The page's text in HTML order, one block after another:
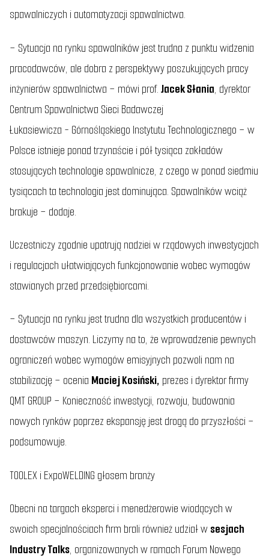
spawalniczych i automatyzacji spawalnictwa.
– Sytuacja na rynku spawalników jest trudna z punktu widzenia
pracodawców, ale dobra z perspektywy poszukujących pracy
inżynierów spawalnictwa – mówi prof.Jacek Słania, dyrektor
Centrum Spawalnictwa Sieci Badawczej
Łukasiewicza - Górnośląskiego Instytutu Technologicznego –w
Polsce istnieje ponad trzynaście i pół tysiąca zakładów
stosujących technologie spawalnicze, z czego w ponad siedmiu
tysiącach ta technologia jest dominująca. Spawalników wciąż
brakuje – dodaje.
Uczestniczy zgodnie upatrują nadziei w rządowych inwestycjach
i regulacjach ułatwiających funkcjonowanie wobec wymogów
stawianych przed przedsiębiorcami.
– Sytuacja na rynku jest trudna dla wszystkich producentów i
dostawców maszyn. Liczymy na to, że wprowadzenie pewnych
ograniczeń wobec wymogów emisyjnych pozwoli nam na
stabilizację – ocenia Maciej Kosiński, prezes i dyrektor firmy
QMT GROUP – Konieczność inwestycji, rozwoju, budowania
nowych rynków poprzez ekspansję jest drogą do przyszłości –
podsumowuje.
TOOLEX i ExpoWELDING głosem branży
Obecni na targach eksperci i menedżerowie wiodących w
swoich specjalnościach firm brali również udział w sesjach
Industry Talks, organizowanych w ramach Forum Nowego